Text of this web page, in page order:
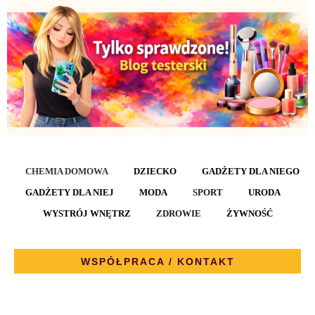
CHEMIA DOMOWA DZIECKO
GADŻETY DLA NIEGO
GADŻETY DLA NIEJ
MODA SPORT
URODA
WYSTRÓJ WNĘTRZ
ZDROWIE ŻYWNOŚĆ
WSPÓŁPRACA / KONTAKT